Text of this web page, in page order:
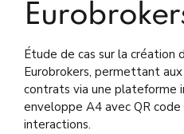
Étude de cas sur la création
Eurobrokers, permettant
contrats via une plateforme
enveloppe A4 avec QR
interactions.